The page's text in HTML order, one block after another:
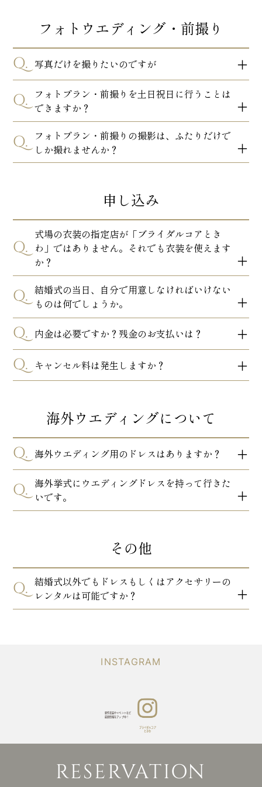
フォトウエディング・前撮り
Q. 写真だけを撮りたいのですが
Q. フォトプラン・前撮りを土日祝日に行うことは
できますか？
Q. フォトプラン・前撮りの撮影は、ふたりだけで
しか撮れませんか？
申し込み
Q.
式場の衣装の指定店が「ブライダルコアとき
わ」ではありません。それでも衣装を使えます
か？
Q. 結婚式の当日、自分で用意しなければいけない
ものは何でしょうか。
Q. 内金は必要ですか？残金のお支払いは？
Q. キャンセル料は発生しますか？
海外ウエディングについて
Q. 海外ウエディング用のドレスはありますか？
Q. 海外挙式にウエディングドレスを持って行きた
いです。
その他
Q. 結婚式以外でもドレスもしくはアクセサリーの
レンタルは可能ですか？
INSTAGRAM
新作衣装やイベントなど
最新情報をアップ中！
ブライダルコア
ときわ
RESERVATION